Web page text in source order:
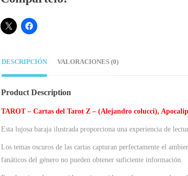
DESCRIPCIÓN VALORACIONES (0)
Product Description
TAROT – Cartas del Tarot Z – (Alejandro colucci),
Esta lujosa baraja ilustrada proporciona una experiencia de
Los temas oscuros de las cartas capturan perfectamente el
fanáticos del género no pueden obtener suficiente información.